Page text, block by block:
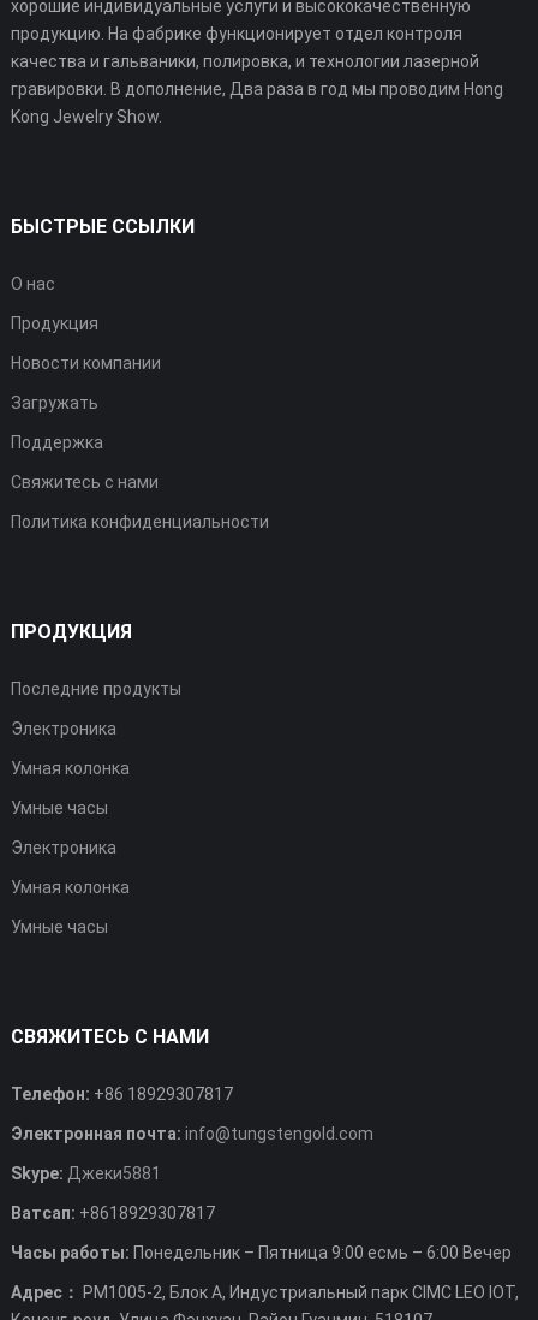
хорошие индивидуальные услуги и высококачественную
продукцию. На фабрике функционирует отдел контроля
качества и гальваники, полировка, и технологии лазерной
гравировки. В дополнение, Два раза в год мы проводим Hong
Kong Jewelry Show.
БЫСТРЫЕ ССЫЛКИ
О нас
Продукция
Новости компании
Загружать
Поддержка
Свяжитесь с нами
Политика конфиденциальности
ПРОДУКЦИЯ
Последние продукты
Электроника
Умная колонка
Умные часы
Электроника
Умная колонка
Умные часы
СВЯЖИТЕСЬ С НАМИ
Телефон: +86 18929307817
Электронная почта: info@tungstengold.com
Skype: Джеки5881
Ватсап: +8618929307817
Часы работы: Понедельник – Пятница 9:00 есмь – 6:00 Вечер
Адрес：
РМ1005-2, Блок А, Индустриальный парк CIMC LEO IOT,